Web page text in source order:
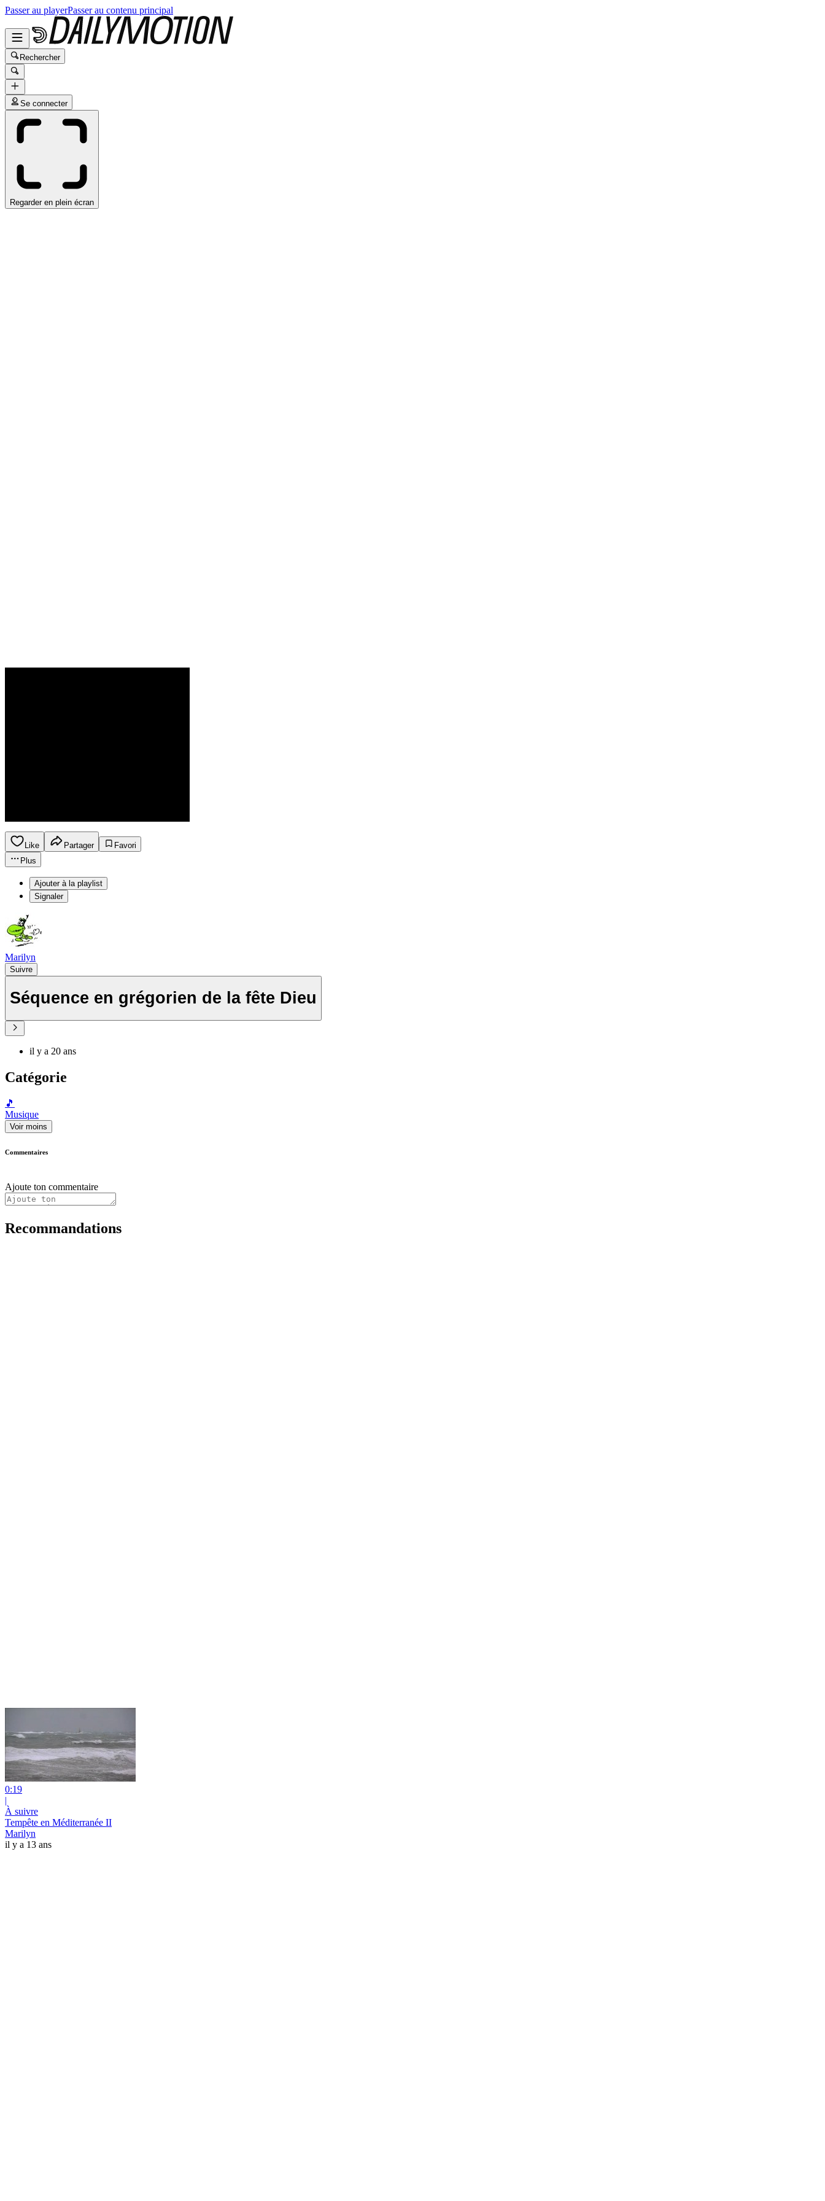
Passer au playerPasser au contenu principal
Rechercher
Se connecter
Regarder en plein écran
Like Partager
Favori
Plus
Ajouter à la playlist
Signaler
Marilyn
Suivre
Séquence en grégorien de la fête Dieu
il y a 20 ans
Catégorie
🎵
Musique
Voir moins
Commentaires
Ajoute ton commentaire
Recommandations
0:19
|
À suivre
Tempête en Méditerranée II
Marilyn
il y a 13 ans